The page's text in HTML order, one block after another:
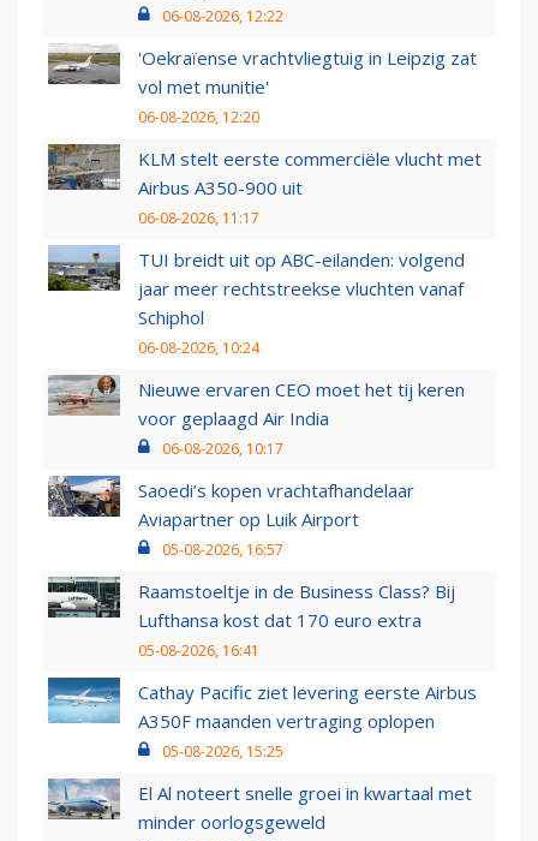
06-08-2026, 12:22
'Oekraïense vrachtvliegtuig in Leipzig zat
vol met munitie'
06-08-2026, 12:20
KLM stelt eerste commerciële vlucht met
Airbus A350-900 uit
06-08-2026, 11:17
TUI breidt uit op ABC-eilanden: volgend
jaar meer rechtstreekse vluchten vanaf
Schiphol
06-08-2026, 10:24
Nieuwe ervaren CEO moet het tij keren
voor geplaagd Air India
06-08-2026, 10:17
Saoedi’s kopen vrachtafhandelaar
Aviapartner op Luik Airport
05-08-2026, 16:57
Raamstoeltje in de Business Class? Bij
Lufthansa kost dat 170 euro extra
05-08-2026, 16:41
Cathay Pacific ziet levering eerste Airbus
A350F maanden vertraging oplopen
05-08-2026, 15:25
El Al noteert snelle groei in kwartaal met
minder oorlogsgeweld